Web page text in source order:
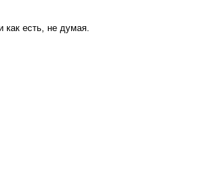
как есть, не думая.